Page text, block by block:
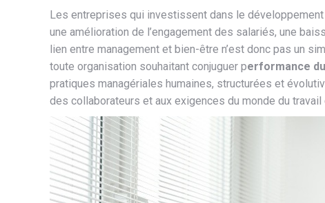
Les entreprises qui investissent dans le
une amélioration de l’engagement des salariés, une
lien entre management et bien-être n’est donc pas un
toute organisation souhaitant conjuguer performance
pratiques managériales humaines, structurées et
des collaborateurs et aux exigences du monde du travail